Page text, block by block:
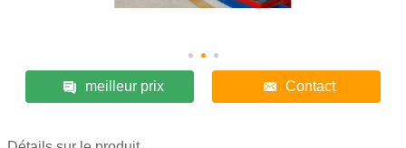
meilleur prix Contact